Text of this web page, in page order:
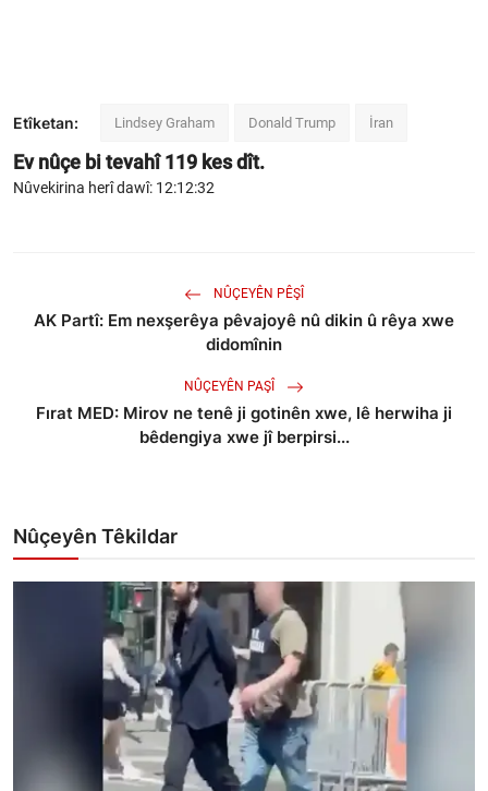
Etîketan: Lindsey Graham Donald Trump İran
Ev nûçe bi tevahî119 kes dît.
Nûvekirina herî dawî: 12:12:32
NÛÇEYÊN PÊŞÎ
AK Partî: Em nexşerêya pêvajoyê nû dikin û rêya xwe
didomînin
NÛÇEYÊN PAŞÎ
Fırat MED: Mirov ne tenê ji gotinên xwe, lê herwiha ji
bêdengiya xwe jî berpirsi...
Nûçeyên Têkildar